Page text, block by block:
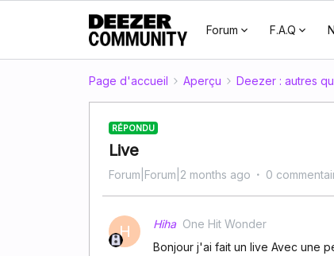
Forum F.A.Q
Page d'accueil Aperçu Deezer : autres
RÉPONDU
Live
Forum|Forum|2 months ago 0
H Hiha One Hit Wonder
Bonjour j'ai fait un live Avec une